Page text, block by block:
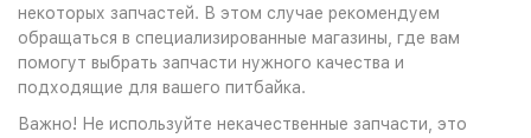
некоторых запчастей. В этом случае рекомендуем
обращаться в специализированные магазины, где вам
помогут выбрать запчасти нужного качества и
подходящие для вашего питбайка.
Важно! Не используйте некачественные запчасти, это